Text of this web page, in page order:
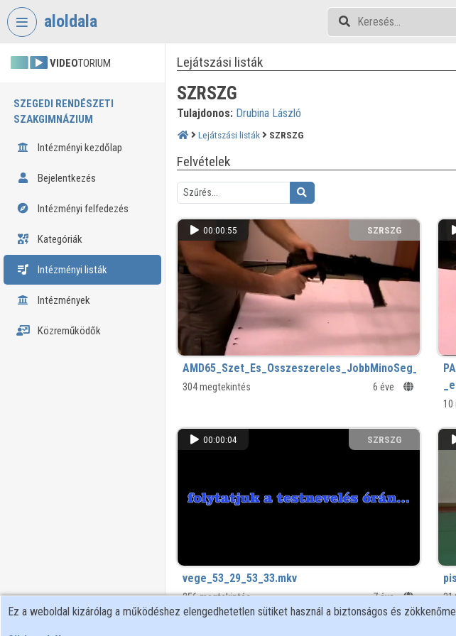
Fejléc kihagyása
aloldala
VIDEOTORIUM
SZEGEDI RENDÉSZETI
SZAKGIMNÁZIUM
Intézményi kezdőlap
Bejelentkezés
Intézményi felfedezés
Kategóriák
Intézményi listák
Intézmények
Közreműködők
Lejátszási listák
SZRSZG
Tulajdonos: Drubina László
Lejátszási listák SZRSZG
Felvételek
00:00:55 SZRSZG
AMD65_Szet_Es_Osszeszereles_JobbMinoSeg_.mkv
304 megtekintés 6 éve
10
00:00:04 SZRSZG
vege_53_29_53_33.mkv
256 megtekintés 7 éve
Ez a weboldal kizárólag a működéshez elengedhetetlen sütiket használ a biztonságos és